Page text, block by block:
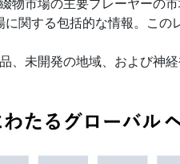
に関する包括的な情報。こ
、未開発の地域、および神